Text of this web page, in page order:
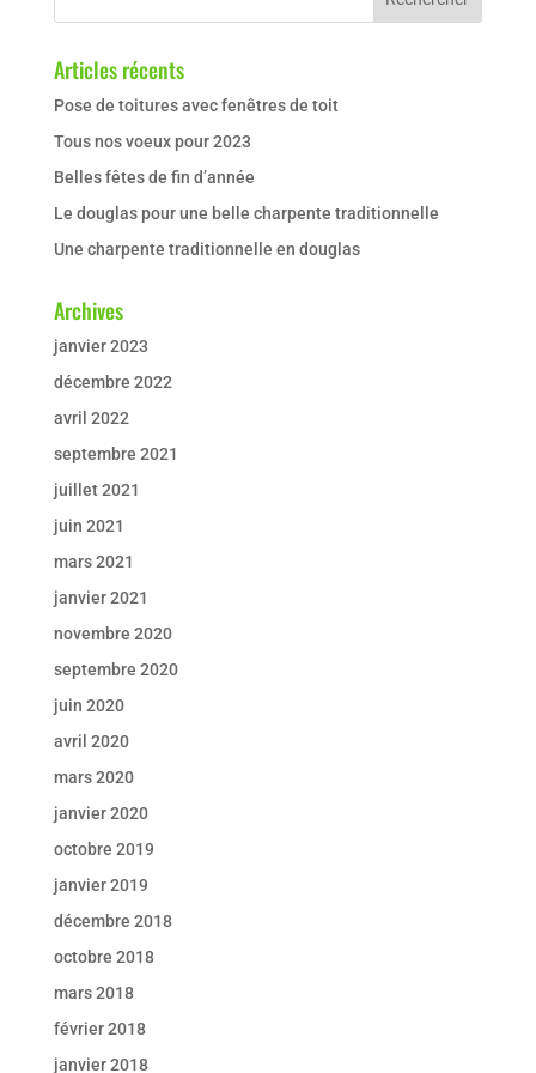
Articles récents
Pose de toitures avec fenêtres de toit
Tous nos voeux pour 2023
Belles fêtes de fin d’année
Le douglas pour une belle charpente traditionnelle
Une charpente traditionnelle en douglas
Archives
janvier 2023
décembre 2022
avril 2022
septembre 2021
juillet 2021
juin 2021
mars 2021
janvier 2021
novembre 2020
septembre 2020
juin 2020
avril 2020
mars 2020
janvier 2020
octobre 2019
janvier 2019
décembre 2018
octobre 2018
mars 2018
février 2018
janvier 2018